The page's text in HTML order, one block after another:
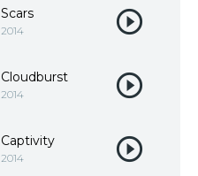
Scars
2014
Cloudburst
2014
Captivity
2014